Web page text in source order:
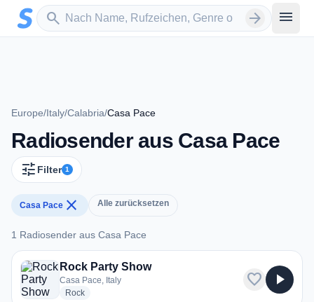
Zum Hauptinhalt springen
search
Sender suchen arrow_forward menu
Europe/Italy/Calabria/Casa Pace
Radiosender aus Casa Pace
tune Filter 1
Casa Pace close Alle zurücksetzen
1 Radiosender aus Casa Pace
1 Radiosender aus Casa Pace
Rock Party Show
Casa Pace, Italy
Rockradio stations
favorite play_arrow